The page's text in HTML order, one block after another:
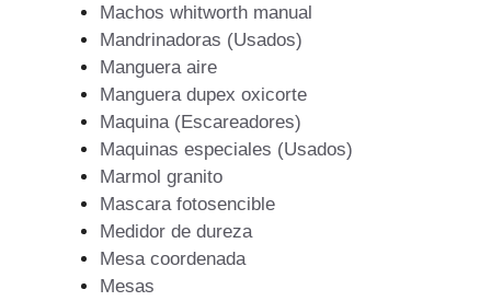
Machos whitworth manual
Mandrinadoras (Usados)
Manguera aire
Manguera dupex oxicorte
Maquina (Escareadores)
Maquinas especiales (Usados)
Marmol granito
Mascara fotosencible
Medidor de dureza
Mesa coordenada
Mesas